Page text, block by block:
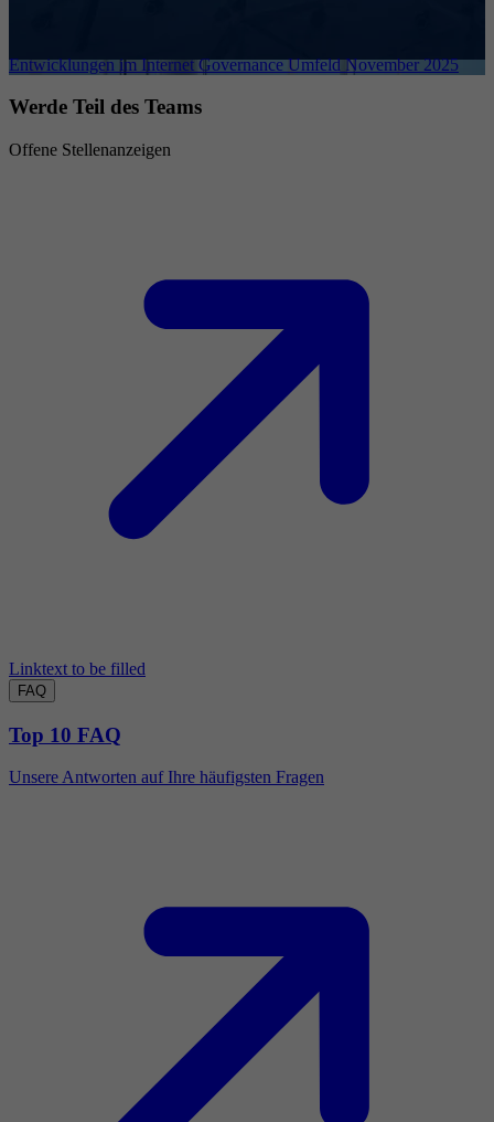
Entwicklungen im Internet Governance Umfeld November 2025
Werde Teil des Teams
Offene Stellenanzeigen
Linktext to be filled
FAQ
Top 10 FAQ
Unsere Antworten auf Ihre häufigsten Fragen